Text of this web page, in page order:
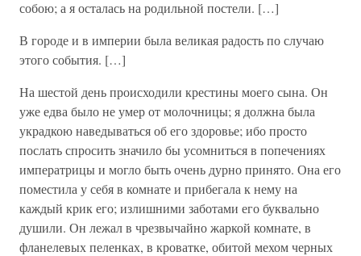
собою; а я осталась на родильной постели. […]
В городе и в империи была великая радость по случаю
этого события. […]
На шестой день происходили крестины моего сына. Он
уже едва было не умер от молочницы; я должна была
украдкою наведываться об его здоровье; ибо просто
послать спросить значило бы усомниться в попечениях
императрицы и могло быть очень дурно принято. Она его
поместила у себя в комнате и прибегала к нему на
каждый крик его; излишними заботами его буквально
душили. Он лежал в чрезвычайно жаркой комнате, в
фланелевых пеленках, в кроватке, обитой мехом черных